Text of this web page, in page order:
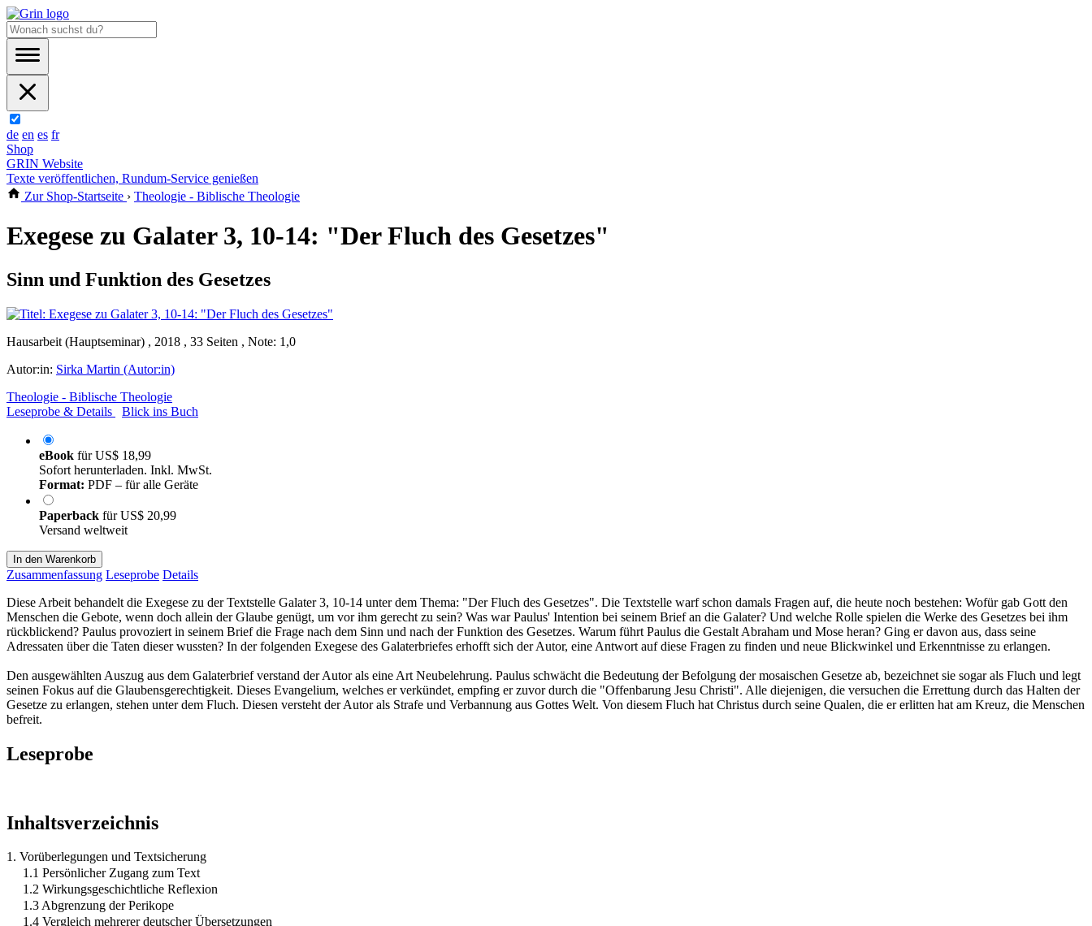
de en es fr
Shop
GRIN Website
Texte veröffentlichen, Rundum-Service genießen
Zur Shop-Startseite › Theologie - Biblische Theologie
Exegese zu Galater 3, 10-14: "Der Fluch des Gesetzes"
Sinn und Funktion des Gesetzes
Hausarbeit (Hauptseminar) , 2018 , 33 Seiten , Note: 1,0
Autor:in: Sirka Martin (Autor:in)
Theologie - Biblische Theologie
Leseprobe & Details
Blick ins Buch
eBook fürUS$ 18,99
Sofort herunterladen. Inkl. MwSt.
Format: PDF – für alle Geräte
Paperback fürUS$ 20,99
Versand weltweit
In den Warenkorb
Zusammenfassung Leseprobe Details
Diese Arbeit behandelt die Exegese zu der Textstelle Galater 3, 10-14 unter dem Thema: "Der Fluch des Gesetzes". Die Textstelle warf schon damals Fragen auf, die heute noch bestehen: Wofür gab Gott den
Menschen die Gebote, wenn doch allein der Glaube genügt, um vor ihm gerecht zu sein? Was war Paulus' Intention bei seinem Brief an die Galater? Und welche Rolle spielen die Werke des Gesetzes bei ihm
rückblickend? Paulus provoziert in seinem Brief die Frage nach dem Sinn und nach der Funktion des Gesetzes. Warum führt Paulus die Gestalt Abraham und Mose heran? Ging er davon aus, dass seine
Adressaten über die Taten dieser wussten? In der folgenden Exegese des Galaterbriefes erhofft sich der Autor, eine Antwort auf diese Fragen zu finden und neue Blickwinkel und Erkenntnisse zu erlangen.
Den ausgewählten Auszug aus dem Galaterbrief verstand der Autor als eine Art Neubelehrung. Paulus schwächt die Bedeutung der Befolgung der mosaischen Gesetze ab, bezeichnet sie sogar als Fluch und legt
seinen Fokus auf die Glaubensgerechtigkeit. Dieses Evangelium, welches er verkündet, empfing er zuvor durch die "Offenbarung Jesu Christi". Alle diejenigen, die versuchen die Errettung durch das Halten der
Gesetze zu erlangen, stehen unter dem Fluch. Diesen versteht der Autor als Strafe und Verbannung aus Gottes Welt. Von diesem Fluch hat Christus durch seine Qualen, die er erlitten hat am Kreuz, die Menschen
befreit.
Leseprobe
Inhaltsverzeichnis
1. Vorüberlegungen und Textsicherung
1.1 Persönlicher Zugang zum Text
1.2 Wirkungsgeschichtliche Reflexion
1.3 Abgrenzung der Perikope
1.4 Vergleich mehrerer deutscher Übersetzungen